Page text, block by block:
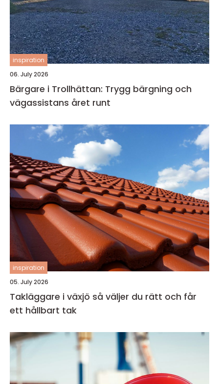
inspiration
06. July 2026
Bärgare i Trollhättan: Trygg bärgning och
vägassistans året runt
inspiration
05. July 2026
Takläggare i växjö så väljer du rätt och får
ett hållbart tak